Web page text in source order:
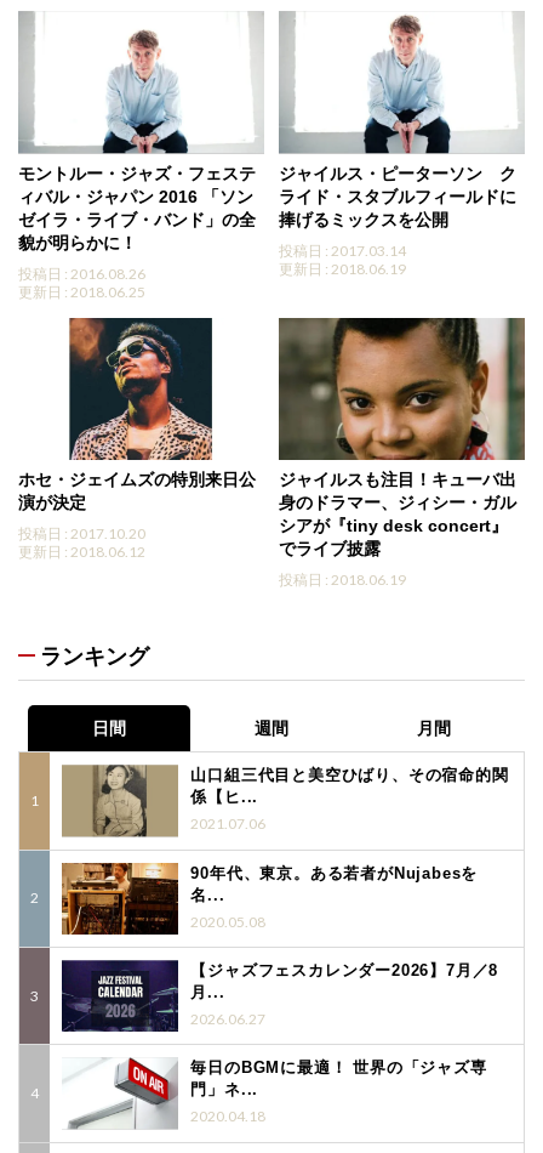
モントルー・ジャズ・フェステ
ィバル・ジャパン 2016 「ソン
ゼイラ・ライブ・バンド」の全
貌が明らかに！
投稿日 : 2016.08.26
更新日 : 2018.06.25
ジャイルス・ピーターソン ク
ライド・スタブルフィールドに
捧げるミックスを公開
投稿日 : 2017.03.14
更新日 : 2018.06.19
ホセ・ジェイムズの特別来日公
演が決定
投稿日 : 2017.10.20
更新日 : 2018.06.12
ジャイルスも注目！キューバ出
身のドラマー、ジィシー・ガル
シアが『tiny desk concert』
でライブ披露
投稿日 : 2018.06.19
ランキング
日間 週間 月間
山口組三代目と美空ひばり、その宿命的関
係【ヒ...
2021.07.06
90年代、東京。ある若者がNujabesを
名...
2020.05.08
【ジャズフェスカレンダー2026】7月／8
月...
2026.06.27
毎日のBGMに最適！ 世界の「ジャズ専
門」ネ...
2020.04.18